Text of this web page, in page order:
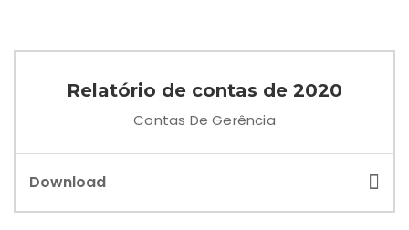
Relatório de contas de 2020
Contas De Gerência
Download